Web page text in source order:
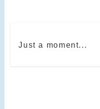
Just a moment...